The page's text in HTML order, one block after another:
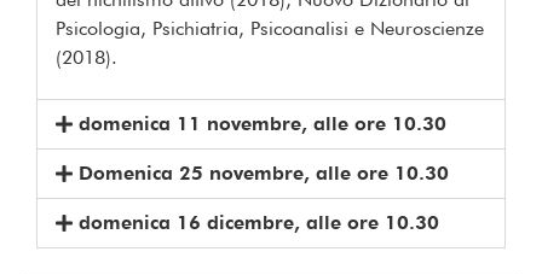
Psicologia, Psichiatria, Psicoanalisi e Neuroscienze
(2018).
domenica 11 novembre, alle ore 10.30
Domenica 25 novembre, alle ore 10.30
domenica 16 dicembre, alle ore 10.30